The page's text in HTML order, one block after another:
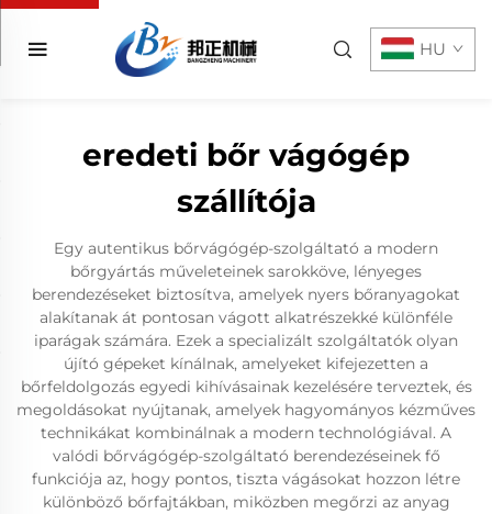
HU
eredeti bőr vágógép
szállítója
Egy autentikus bőrvágógép-szolgáltató a modern
bőrgyártás műveleteinek sarokköve, lényeges
berendezéseket biztosítva, amelyek nyers bőranyagokat
alakítanak át pontosan vágott alkatrészekké különféle
iparágak számára. Ezek a specializált szolgáltatók olyan
újító gépeket kínálnak, amelyeket kifejezetten a
bőrfeldolgozás egyedi kihívásainak kezelésére terveztek, és
megoldásokat nyújtanak, amelyek hagyományos kézműves
technikákat kombinálnak a modern technológiával. A
valódi bőrvágógép-szolgáltató berendezéseinek fő
funkciója az, hogy pontos, tiszta vágásokat hozzon létre
különböző bőrfajtákban, miközben megőrzi az anyag